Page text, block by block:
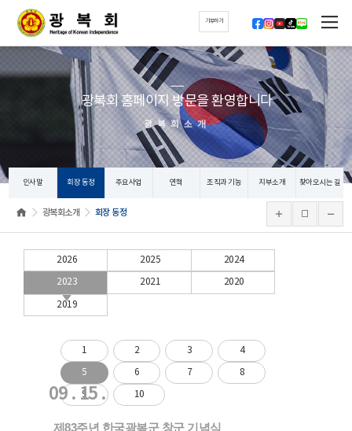
기부하기
광복회 홈페이지 방문을 환영합니다
광복회소개
인사말 회장 동정 주요사업 연혁 조직과 기능 지부소개 찾아오시는 길
광복회소개 회장 동정
2026 2025 2024
2023 2021 2020
2019
1 2 3 4
5 6 7 8
9 10
09 . 15 .
제83주년 한국광복군 창군 기념식